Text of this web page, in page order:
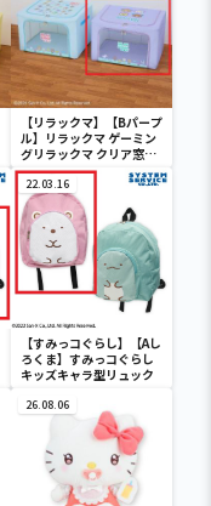
【リラックマ】【Bパープ
ル】リラックマ ゲーミン
グリラックマ クリア窓付
き収納ボックス
22.03.16
【すみっコぐらし】【Aし
ろくま】すみっコぐらし
キッズキャラ型リュック
26.08.06